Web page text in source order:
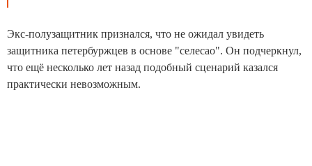
Экс-полузащитник признался, что не ожидал увидеть
защитника петербуржцев в основе "селесао". Он подчеркнул,
что ещё несколько лет назад подобный сценарий казался
практически невозможным.